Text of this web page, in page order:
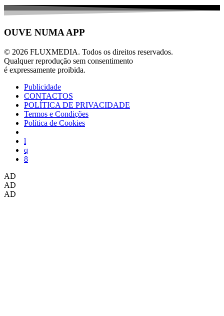
OUVE NUMA APP
© 2026 FLUXMEDIA. Todos os direitos reservados.
Qualquer reprodução sem consentimento
é expressamente proibida.
Publicidade
CONTACTOS
POLÍTICA DE PRIVACIDADE
Termos e Condições
Política de Cookies
AD
AD
AD